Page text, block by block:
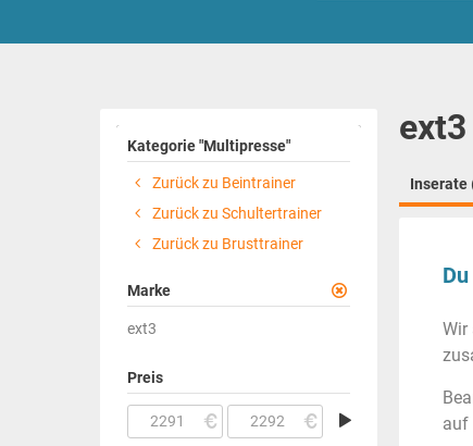
Kategorie "Multipresse"
Zurück zu Beintrainer
Zurück zu Schultertrainer
Zurück zu Brusttrainer
Marke
ext3
Preis
Inserate
Wir
auf